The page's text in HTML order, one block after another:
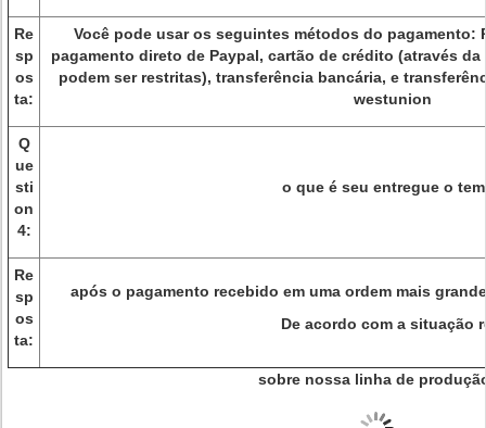
Re
sp
os
ta:
Você pode usar os seguintes métodos do pagamento:
pagamento direto de Paypal, cartão de crédito (através
podem ser restritas), transferência bancária, e
westunion
Q
ue
sti
on
4:
o que é seu entregue o
Re
sp
os
ta:
após o pagamento recebido em uma ordem mais
De acordo com a situação
sobre nossa linha de